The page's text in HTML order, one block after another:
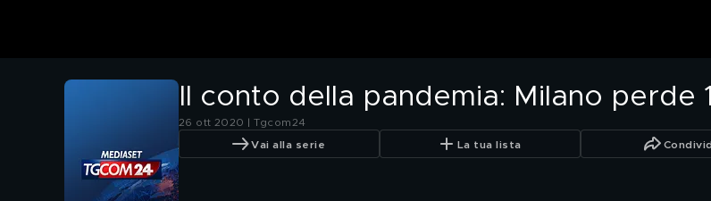
Il conto della pandemia: Milano perde
26 ott 2020 | Tgcom24
Vai alla serie La tua lista